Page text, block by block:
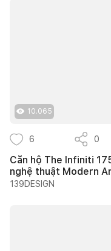
10.065
6 0
Căn hộ The Infiniti
nghệ thuật Modern
139DESIGN